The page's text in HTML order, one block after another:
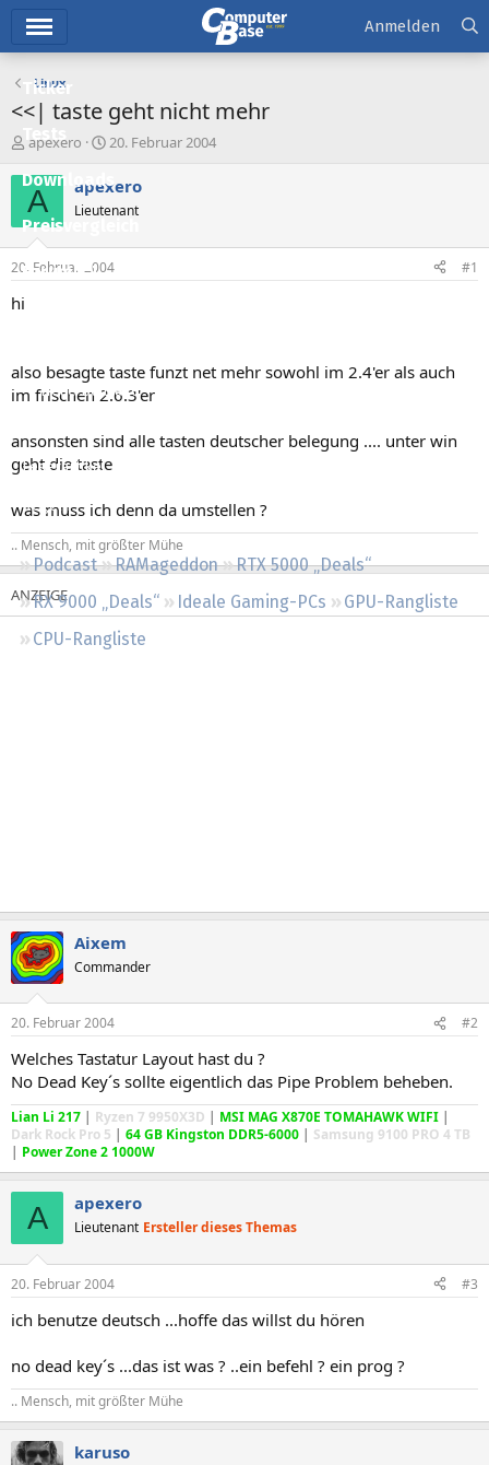
Ticker
Downloads
Preisvergleich
Forum
Aktuelles
Neue Beiträge
Leserartikel
Regeln
Podcast RAMageddon
RTX 5000 „Deals“
RX 9000 „Deals“
Ideale Gaming-PCs
GPU-Rangliste
CPU-Rangliste
Anmelden
Linux
<<| taste geht nicht mehr
E
s
t
e
e
apexero
E
s
e
l
t
20. Februar 2004
A apexero
Lieutenant
20. Februar 2004 #1
hi
also besagte taste funzt net mehr sowohl im 2.4'er als auch
im frischen 2.6.3'er
ansonsten sind alle tasten deutscher belegung .... unter win
geht die taste
was muss ich denn da umstellen ?
.. Mensch, mit größter Mühe
Aixem
Commander
20. Februar 2004 #2
Welches Tastatur Layout hast du ?
No Dead Key´s sollte eigentlich das Pipe Problem beheben.
Lian Li 217 | Ryzen 7 9950X3D | MSI MAG X870E TOMAHAWK WIFI |
Dark Rock Pro 5 | 64 GB Kingston DDR5-6000 | Samsung 9100 PRO 4 TB
| Power Zone 2 1000W
A apexero
Lieutenant Ersteller dieses Themas
20. Februar 2004 #3
ich benutze deutsch ...hoffe das willst du hören
no dead key´s ...das ist was ? ..ein befehl ? ein prog ?
.. Mensch, mit größter Mühe
karuso